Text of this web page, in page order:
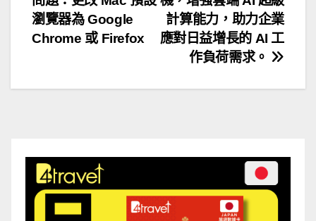
導
計算能力，助力企業
應對日益增長的 AI 工
作負荷需求。
瀏覽器為 Google
Chrome 或 Firefox